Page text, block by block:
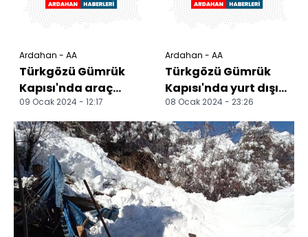
Ardahan - AA
Türkgözü Gümrük
Kapısı'nda araç
çıkışı bir yılda yüzde
137 arttı
09 Ocak 2024 - 12:17
Ardahan - AA
Türkgözü Gümrük
Kapısı'nda yurt dışı
yasağı ve
haklarında arama
kararı olan...
08 Ocak 2024 - 23:26